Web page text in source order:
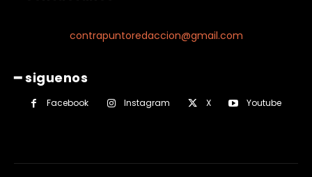
contrapuntoredaccion@gmail.com
━ siguenos
Facebook Instagram X Youtube